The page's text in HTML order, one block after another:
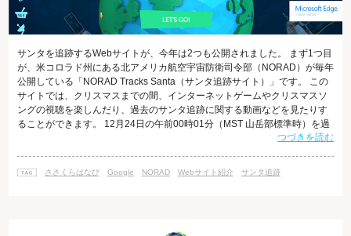
サンタを追跡するWebサイトが、今年は2つも公開されました。 まず1つ目
が、米コロラド州にある北アメリカ航空宇宙防衛司令部（NORAD）が毎年
公開している「NORAD Tracks Santa（サンタ追跡サイト）」です。 この
サイトでは、クリスマスまでの間、インターネットゲームやクリスマスソ
ングの視聴を楽しんだり、過去のサンタ追跡に関する動画などを見たりす
ることができます。 12月24日の午前00時01分（MST 山岳部標準時）を過
ぎると、なんとサンタクロースが飛行準備をしている様子やその後世界を
のが、今年初めて公開された「Google サンタを追いかけよ
つづきを読む
ささくらはなび Google NORAD Webサイト紹介 サンタ追跡